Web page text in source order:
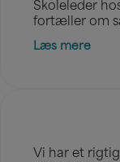
Skoleleder
fortæller om
Læs mere
Vi har et